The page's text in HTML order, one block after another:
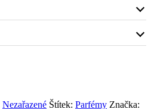
Nezařazené Štítek: Parfémy Značka: